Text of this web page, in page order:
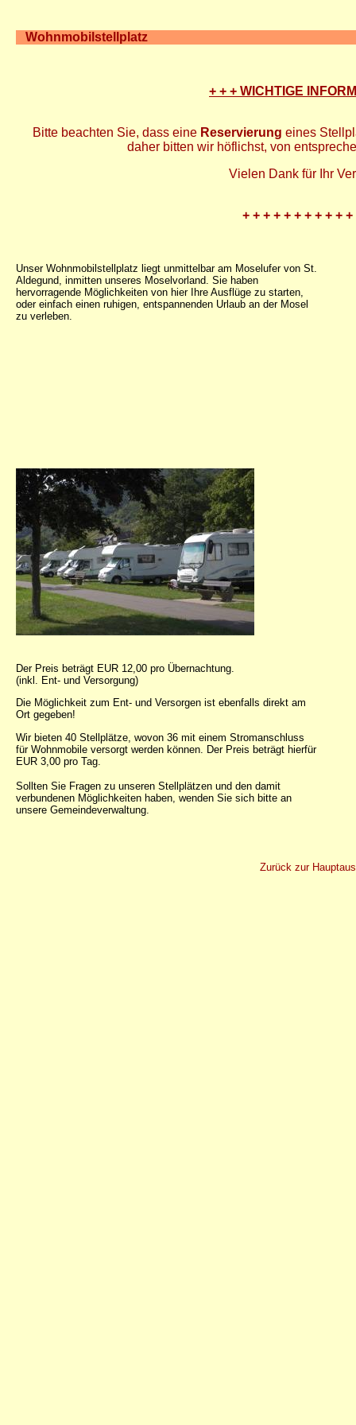
Wohnmobilstellplatz
+ + + WICHTIGE
Bitte beachten Sie, dass eine Reservierung eines
daher bitten wir höflichst, von
Vielen Dank für Ihr
+ + + + + + + + + + +
Unser Wohnmobilstellplatz liegt unmittelbar am Moselufer von St.
Aldegund, inmitten unseres Moselvorland. Sie haben
hervorragende Möglichkeiten von hier Ihre Ausflüge zu starten,
oder einfach einen ruhigen, entspannenden Urlaub an der Mosel
zu verleben.
Der Preis beträgt EUR 12,00 pro Übernachtung.
(inkl. Ent- und Versorgung)
Die Möglichkeit zum Ent- und Versorgen ist ebenfalls direkt am
Ort gegeben!
Wir bieten 40 Stellplätze, wovon 36 mit einem Stromanschluss
für Wohnmobile versorgt werden können. Der Preis beträgt hierfür
EUR 3,00 pro Tag.
Sollten Sie Fragen zu unseren Stellplätzen und den damit
verbundenen Möglichkeiten haben, wenden Sie sich bitte an
unsere Gemeindeverwaltung.
Zurück zur